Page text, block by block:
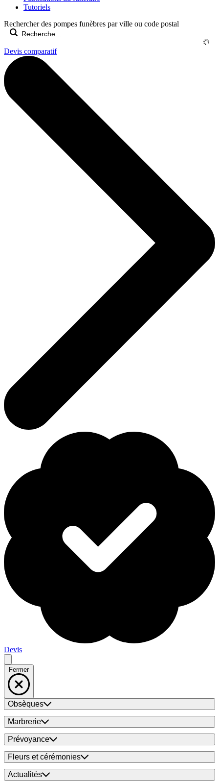
Tutoriels
Rechercher des pompes funèbres par ville ou code postal
Devis comparatif
Devis
Fermer
Obsèques
Marbrerie
Prévoyance
Fleurs et cérémonies
Actualités